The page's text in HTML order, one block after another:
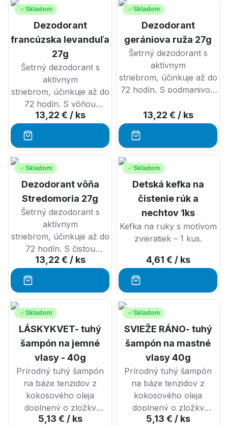
Skladom
Dezodorant
francúzska levanduľa
27g
Šetrný dezodorant s
aktívnym
striebrom, účinkuje až do
72 hodín. S vôňou
upokojujúcej levandule.
13,22 € / ks
Skladom
Dezodorant
gerániova ruža 27g
Šetrný dezodorant s
aktívnym
striebrom, účinkuje až do
72 hodín. S podmanivou
13,22 € / ks
Skladom
Dezodorant vôňa
Stredomoria 27g
Šetrný dezodorant s
aktívnym
striebrom, účinkuje až do
72 hodín. S čistou
bylinnou vôňou.
13,22 € / ks
Skladom
Detská kefka na
čistenie rúk a
nechtov 1ks
Kefka na ruky s motívom
zvieratiek – 1 kus.
4,61 € / ks
Skladom
LÁSKYKVET- tuhý
šampón na jemné
vlasy - 40g
Prírodný tuhý šampón
na báze tenzidov z
kokosového oleja
doplnený o zložky
vhodné pre jemné vlasy
5,13 € / ks
Skladom
SVIEŽE RÁNO- tuhý
šampón na mastné
vlasy 40g
Prírodný tuhý šampón
na báze tenzidov z
kokosového oleja
doplnený o zložky
vhodné pre mastné vlasy
5,13 € / ks